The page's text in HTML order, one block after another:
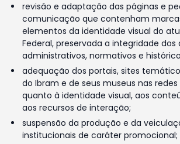
revisão e adaptação das páginas e
comunicação que contenham
elementos da identidade visual do
Federal, preservada a integridade
administrativos, normativos e
adequação dos portais, sites
do Ibram e de seus museus nas redes
quanto à identidade visual, aos
aos recursos de interação;
suspensão da produção e da
institucionais de caráter promocional;